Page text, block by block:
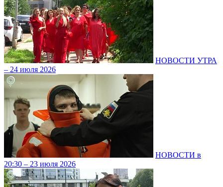
НОВОСТИ УТРА
– 24 июля 2026
НОВОСТИ в
20:30 – 23 июля 2026